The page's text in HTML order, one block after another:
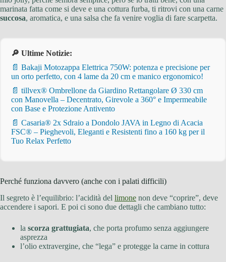
marinata fatta come si deve e una cottura furba, ti ritrovi con una carne
succosa, aromatica, e una salsa che fa venire voglia di fare scarpetta.
🔎 Ultime Notizie:
📄 Bakaji Motozappa Elettrica 750W: potenza e precisione per
un orto perfetto, con 4 lame da 20 cm e manico ergonomico!
📄 tillvex® Ombrellone da Giardino Rettangolare Ø 330 cm
con Manovella – Decentrato, Girevole a 360° e Impermeabile
con Base e Protezione Antivento
📄 Casaria® 2x Sdraio a Dondolo JAVA in Legno di Acacia
FSC® – Pieghevoli, Eleganti e Resistenti fino a 160 kg per il
Tuo Relax Perfetto
Perché funziona davvero (anche con i palati difficili)
Il segreto è l’equilibrio: l’acidità del limone non deve “coprire”, deve
accendere i sapori. E poi ci sono due dettagli che cambiano tutto:
la scorza grattugiata, che porta profumo senza aggiungere
asprezza
l’olio extravergine, che “lega” e protegge la carne in cottura